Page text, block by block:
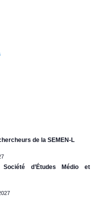
de la SEMEN-L
d’Études Médio et